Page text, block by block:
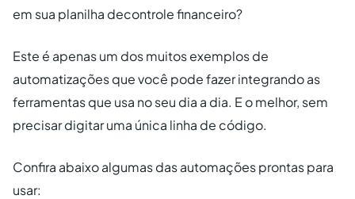
em sua planilha decontrole financeiro?
Este é apenas um dos muitos exemplos de
automatizações que você pode fazer integrando as
ferramentas que usa no seu dia a dia. E o melhor, sem
precisar digitar uma única linha de código.
Confira abaixo algumas das automações prontas para
usar: